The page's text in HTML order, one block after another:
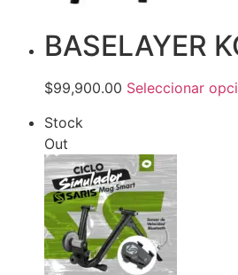
BASELAYER
$99,900.00 Seleccionar
Stock
Out